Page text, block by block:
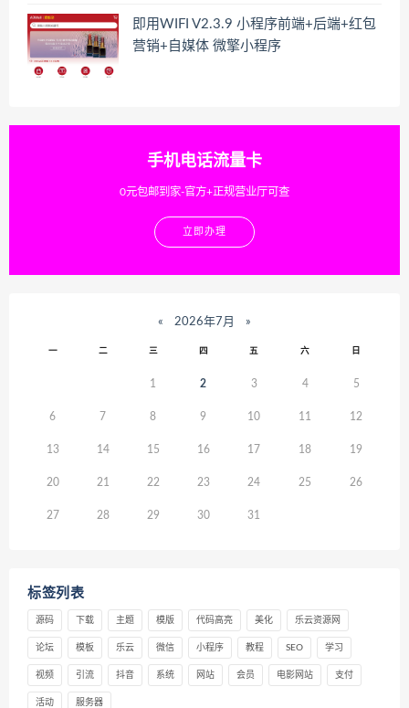
即用WIFI V2.3.9 小程序前端+后端+红包
营销+自媒体 微擎小程序
手机电话流量卡
0元包邮到家-官方+正规营业厅可查
立即办理
« 2026年7月 »
一 二 三 四 五 六 日
1 2 3 4 5
6 7 8 9 10 11 12
13 14 15 16 17 18 19
20 21 22 23 24 25 26
27 28 29 30 31
标签列表
源码 下载 主题 模版 代码高亮 美化 乐云资源网
论坛 模板 乐云 微信 小程序 教程 SEO 学习
视频 引流 抖音 系统 网站 会员 电影网站 支付
活动 服务器